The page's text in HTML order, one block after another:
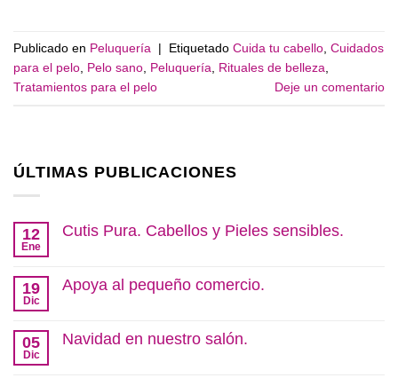
Publicado en Peluquería | Etiquetado Cuida tu cabello, Cuidados
para el pelo, Pelo sano, Peluquería, Rituales de belleza,
Tratamientos para el pelo
Deje un comentario
ÚLTIMAS PUBLICACIONES
12
Ene
Cutis Pura. Cabellos y Pieles sensibles.
en
y
19
Dic
Apoya al pequeño comercio.
comentarios
en
05
Dic
Navidad en nuestro salón.